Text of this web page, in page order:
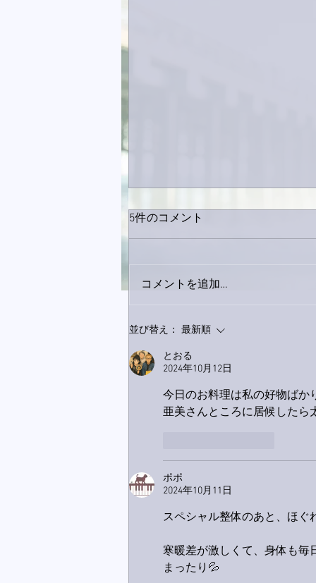
家レコーディング無事終了。
5件のコメント
コメントを追加…
並び替え： 最新順
とおる
2024年10月12日
今日のお料理は私の好物ばか
亜美さんところに居候したら
ポポ
2024年10月11日
スペシャル整体のあと、ほぐ
寒暖差が激しくて、身体も毎
まったり💦